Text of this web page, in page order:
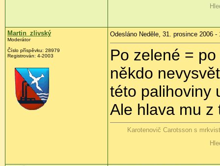
Martin_zlivský
Moderátor
Číslo příspěvku: 28979
Registrován: 4-2003
Odesláno Neděle, 31. prosince 2006 -
Po zelené =
někdo
této palihoviny
Ale hlava mu
Karotenovič Carotsson s